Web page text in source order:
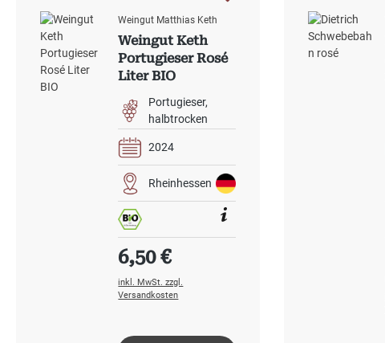
Weingut Matthias Keth
Weingut Keth
Portugieser Rosé
Liter BIO
Portugieser
halbtrocken
2024
Rheinhessen
Regulärer Preis:
6,50 €
inkl. MwSt. zzgl.
Versandkosten